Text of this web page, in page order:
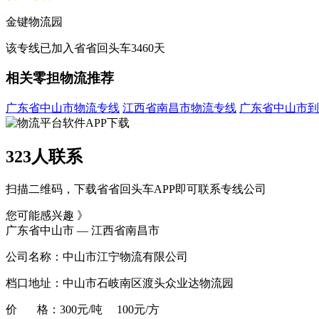
金键物流园
该专线已加入省省回头车3460天
相关零担物流推荐
广东省中山市物流专线 江西省南昌市物流专线 广东省中山市
323人联系
扫描二维码，下载省省回头车APP即可联系专线公司
您可能感兴趣 》
广东省中山市 — 江西省南昌市
公司名称：中山市江宁物流有限公司
档口地址：中山市石岐南区渡头众业达物流园
价 格：300元/吨 100元/方